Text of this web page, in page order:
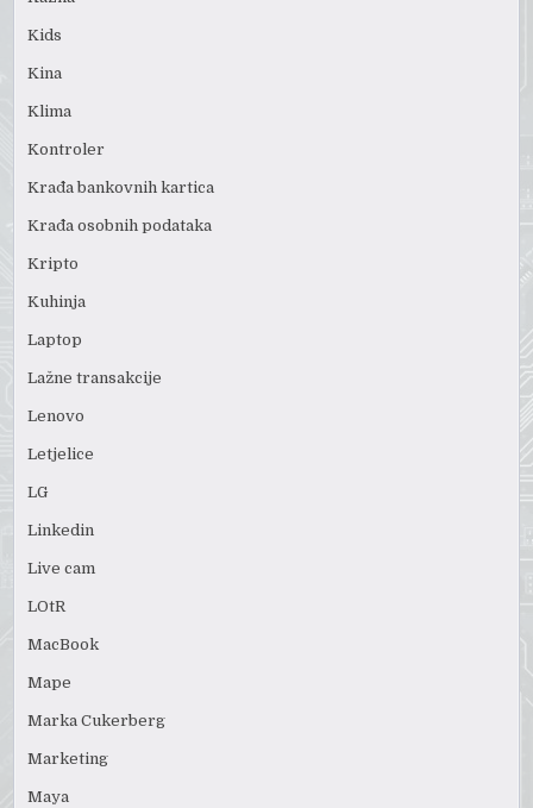
Kids
Kina
Klima
Kontroler
Krađa bankovnih kartica
Krađa osobnih podataka
Kripto
Kuhinja
Laptop
Lažne transakcije
Lenovo
Letjelice
LG
Linkedin
Live cam
LOtR
MacBook
Mape
Marka Cukerberg
Marketing
Maya